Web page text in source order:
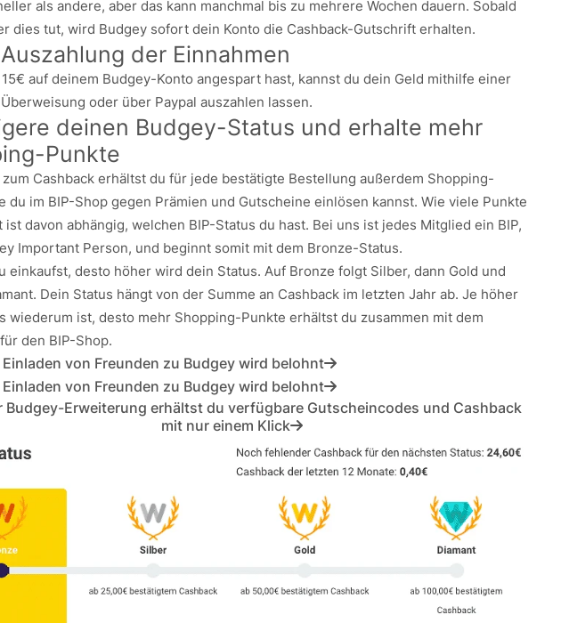
als andere, aber das kann manchmal bis zu mehrere Wochen dauern. Sobald
dies tut, wird Budgey sofort dein Konto die Cashback-Gutschrift erhalten.
der Einnahmen
auf deinem Budgey-Konto angespart hast, kannst du dein Geld mithilfe einer
oder über Paypal auszahlen lassen.
deinen Budgey-Status und erhalte mehr
Punkte
Cashback erhältst du für jede bestätigte Bestellung außerdem Shopping-
du im BIP-Shop gegen Prämien und Gutscheine einlösen kannst. Wie viele Punkte
ist davon abhängig, welchen BIP-Status du hast. Bei uns ist jedes Mitglied ein BIP,
Important Person, und beginnt somit mit dem Bronze-Status.
einkaufst, desto höher wird dein Status. Auf Bronze folgt Silber, dann Gold und
Dein Status hängt von der Summe an Cashback im letzten Jahr ab. Je höher
wiederum ist, desto mehr Shopping-Punkte erhältst du zusammen mit dem
den BIP-Shop.
von Freunden zu Budgey wird belohnt
von Freunden zu Budgey wird belohnt
Budgey-Erweiterung erhältst du verfügbare Gutscheincodes und Cashback
mit nur einem Klick